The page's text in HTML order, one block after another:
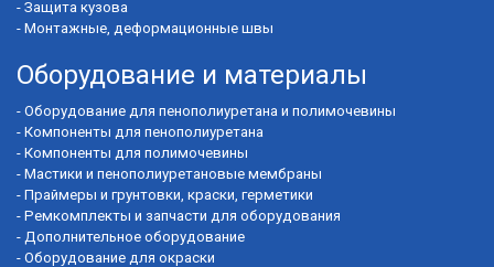
- Защита кузова
- Монтажные, деформационные швы
Оборудование и материалы
- Оборудование для пенополиуретана и полимочевины
- Компоненты для пенополиуретана
- Компоненты для полимочевины
- Мастики и пенополиуретановые мембраны
- Праймеры и грунтовки, краски, герметики
- Ремкомплекты и запчасти для оборудования
- Дополнительное оборудование
- Оборудование для окраски